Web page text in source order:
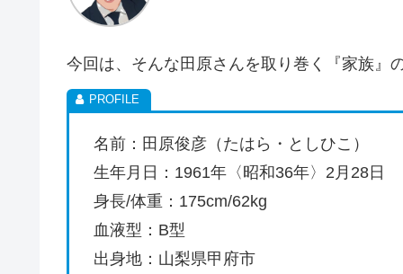
今回は、そんな田原さんを取り巻く『家族』
名前：田原俊彦（たはら・としひこ）
生年月日：1961年〈昭和36年〉2月28日
身長/体重：175cm/62kg
血液型：B型
出身地：山梨県甲府市